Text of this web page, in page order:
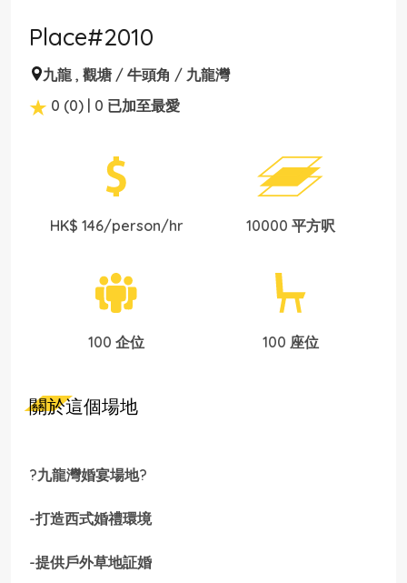
Place#2010
九龍 , 觀塘 / 牛頭角 / 九龍灣
0 (0) | 0 已加至最愛
HK$ 146/person/hr 10000 平方呎
100 企位 100 座位
關於這個場地
?九龍灣婚宴場地?
-打造西式婚禮環境
-提供戶外草地証婚